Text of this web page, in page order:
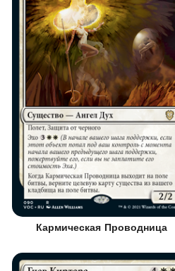
Кармическая Проводница